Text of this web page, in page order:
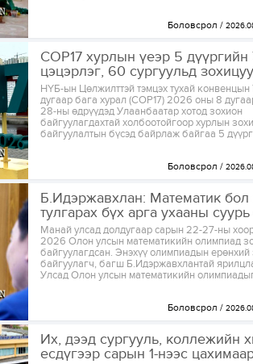
Боловсрол
COP17 хурлын үеэр 5 дүүргийн
цэцэрлэг, 60 сургуульд
НҮБ-ын Цөлжилттэй тэмцэх тухай конвенцын
дугаар бага хурал (COP17) 2026 оны 8
28-ны өдрүүдэд Улаанбаатар хотод зохион
байгуулагдахтай холбоотойгоор хурлын
байгуулалтын бүсэд байрлаж байгаа 5
Боловсрол
Б.Идэржавхлан: Математик
тулгарах бүх арга ухааны
Манай улсад долдугаар сарын 22-27-ны
2026 Олон улсын математикийн олимпиад
байгуулагдсан. Энэхүү олимпиадын ерөнхий
байгуулагч, багш Б.Идэржавхлантай
Улсад Олон улсын математикийн
Боловсрол
Их, дээд сургууль, коллежийн
есдүгээр сарын 1-нээс